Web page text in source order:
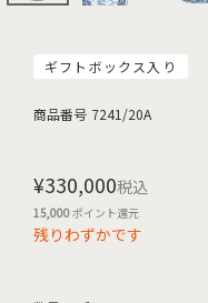
ギフトボックス入り
商品番号 7241/20A
¥330,000税込
15,000ポイント還元
残りわずかです